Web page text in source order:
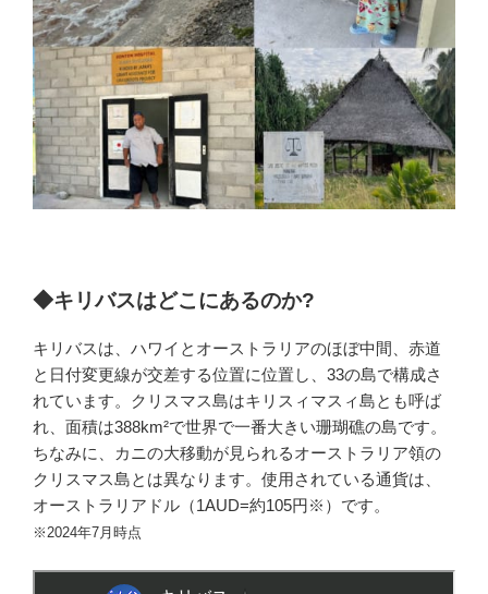
◆キリバスはどこにあるのか?
キリバスは、ハワイとオーストラリアのほぼ中間、赤道
と日付変更線が交差する位置に位置し、33の島で構成さ
れています。クリスマス島はキリスィマスィ島とも呼ば
れ、面積は388km²で世界で一番大きい珊瑚礁の島です。
ちなみに、カニの大移動が見られるオーストラリア領の
クリスマス島とは異なります。使用されている通貨は、
オーストラリアドル（1AUD=約105円※）です。
※2024年7月時点